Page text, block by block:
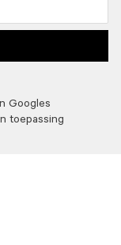
Googles
toepassing